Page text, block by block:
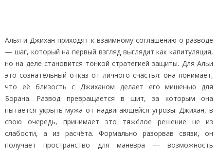
Алья и Джихан приходят к взаимному соглашению о разводе
— шаг, который на первый взгляд выглядит как капитуляция,
но на деле становится тонкой стратегией защиты. Для Альи
это сознательный отказ от личного счастья: она понимает,
что её близость с Джиханом делает его мишенью для
Борана. Развод превращается в щит, за которым она
пытается укрыть мужа от надвигающейся угрозы. Джихан, в
свою очередь, принимает это тяжёлое решение не из
слабости, а из расчёта. Формально разорвав связи, он
получает пространство для манёвра — возможность